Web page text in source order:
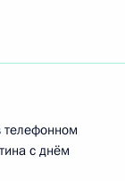
телефонном
с днём